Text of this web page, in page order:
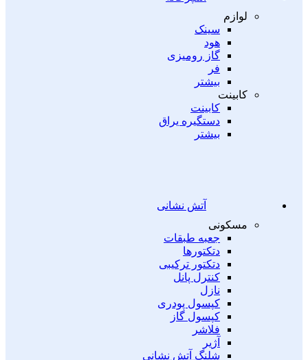
لوازم
سینک
هود
گاز رومیزی
فر
بیشتر
کابینت
کابینت
دستگیره یراق
بیشتر
آتش نشانی
مسکونی
جعبه طبقات
دتکتورها
دتکتور ترکیبی
کنترل پانل
نازل
کپسول پودری
کپسول گاز
فلاشر
آژیر
شلنگ آتش نشانی